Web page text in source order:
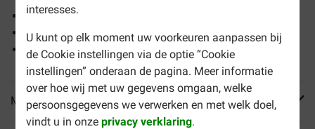
interesses.
U kunt op elk moment uw voorkeuren aanpassen bij
de Cookie instellingen via de optie “Cookie
instellingen” onderaan de pagina. Meer informatie
over hoe wij met uw gegevens omgaan, welke
persoonsgegevens we verwerken en met welk doel,
vindt u in onzeprivacy verklaring.
Zet aan tot bewegen
Bovenkant vaatwasserbestendig
Van sterk kunststof
Meer informatie